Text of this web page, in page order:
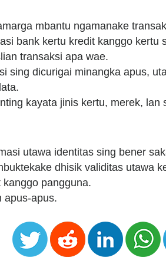
mbantu ngamanake
bank kertu kredit kanggo kertu
transaksi apa wae.
sing dicurigai minangka apus,
kayata jinis kertu, merek, lan
utawa identitas sing bener
dhisik validitas utawa
pangguna.
apus-apus.